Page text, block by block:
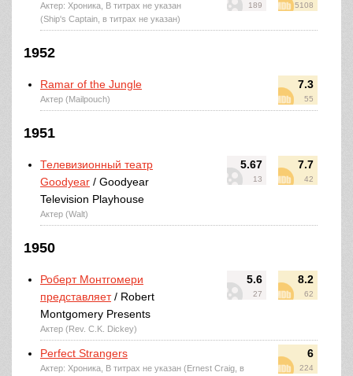
189 5108
Актер: Хроника, В титрах не указан
(Ship's Captain, в титрах не указан)
1952
7.3
55
Ramar of the Jungle
Актер (Mailpouch)
1951
5.67
13
7.7
42
Телевизионный театр
Goodyear / Goodyear
Television Playhouse
Актер (Walt)
1950
5.6
27
8.2
62
Роберт Монтгомери
представляет/ Robert
Montgomery Presents
Актер (Rev. C.K. Dickey)
6
224
Perfect Strangers
Актер: Хроника, В титрах не указан (Ernest Craig, в